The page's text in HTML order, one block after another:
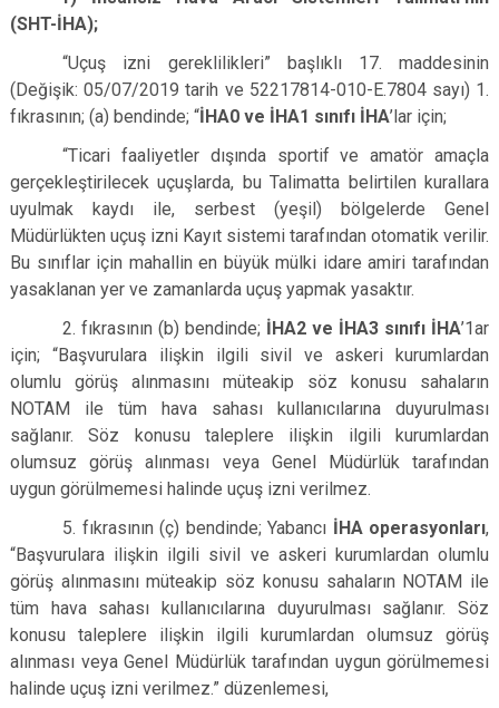
(SHT-İHA);
“Uçuş izni gereklilikleri” başlıklı 17. maddesinin
(Değişik: 05/07/2019 tarih ve 52217814-010-E.7804 sayı) 1.
fıkrasının; (a) bendinde; “İHA0 ve İHA1 sınıfı İHA’lar için;
“Ticari faaliyetler dışında sportif ve amatör amaçla
gerçekleştirilecek uçuşlarda, bu Talimatta belirtilen kurallara
uyulmak kaydı ile, serbest (yeşil) bölgelerde Genel
Müdürlükten uçuş izni Kayıt sistemi tarafından otomatik verilir.
Bu sınıflar için mahallin en büyük mülki idare amiri tarafından
yasaklanan yer ve zamanlarda uçuş yapmak yasaktır.
2. fıkrasının (b) bendinde; İHA2 ve İHA3 sınıfı İHA’1ar
için; “Başvurulara ilişkin ilgili sivil ve askeri kurumlardan
olumlu görüş alınmasını müteakip söz konusu sahaların
NOTAM ile tüm hava sahası kullanıcılarına duyurulması
sağlanır. Söz konusu taleplere ilişkin ilgili kurumlardan
olumsuz görüş alınması veya Genel Müdürlük tarafından
uygun görülmemesi halinde uçuş izni verilmez.
5. fıkrasının (ç) bendinde; Yabancı İHA operasyonları,
“Başvurulara ilişkin ilgili sivil ve askeri kurumlardan olumlu
görüş alınmasını müteakip söz konusu sahaların NOTAM ile
tüm hava sahası kullanıcılarına duyurulması sağlanır. Söz
konusu taleplere ilişkin ilgili kurumlardan olumsuz görüş
alınması veya Genel Müdürlük tarafından uygun görülmemesi
halinde uçuş izni verilmez.” düzenlemesi,